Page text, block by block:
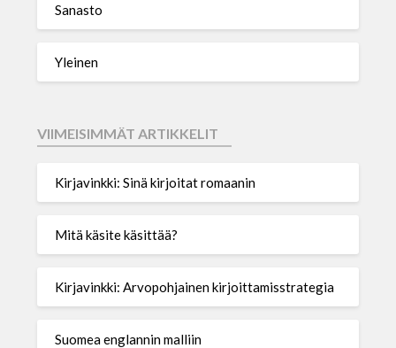
Sanasto
Yleinen
VIIMEISIMMÄT ARTIKKELIT
Kirjavinkki: Sinä kirjoitat romaanin
Mitä käsite käsittää?
Kirjavinkki: Arvopohjainen kirjoittamisstrategia
Suomea englannin malliin